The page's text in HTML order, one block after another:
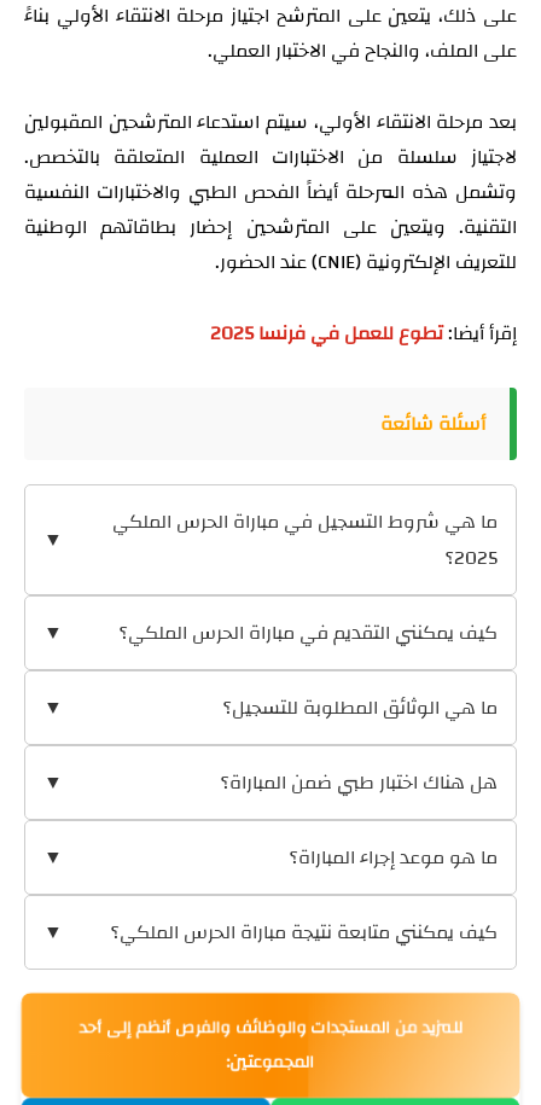
على ذلك، يتعين على المترشح اجتياز مرحلة الانتقاء الأولي بناءً
على الملف، والنجاح في الاختبار العملي.
بعد مرحلة الانتقاء الأولي، سيتم استدعاء المترشحين المقبولين
لاجتياز سلسلة من الاختبارات العملية المتعلقة بالتخصص.
وتشمل هذه المرحلة أيضاً الفحص الطبي والاختبارات النفسية
التقنية. ويتعين على المترشحين إحضار بطاقاتهم الوطنية
للتعريف الإلكترونية (CNIE) عند الحضور.
إقرأ أيضا:تطوع للعمل في فرنسا 2025
أسئلة شائعة
ما هي شروط التسجيل في مباراة الحرس الملكي
2025؟
▼
كيف يمكنني التقديم في مباراة الحرس الملكي؟ ▼
ما هي الوثائق المطلوبة للتسجيل؟ ▼
هل هناك اختبار طبي ضمن المباراة؟ ▼
ما هو موعد إجراء المباراة؟ ▼
كيف يمكنني متابعة نتيجة مباراة الحرس الملكي؟ ▼
للمزيد من المستجدات والوظائف والفرص أنظم إلى أحد
المجموعتين: